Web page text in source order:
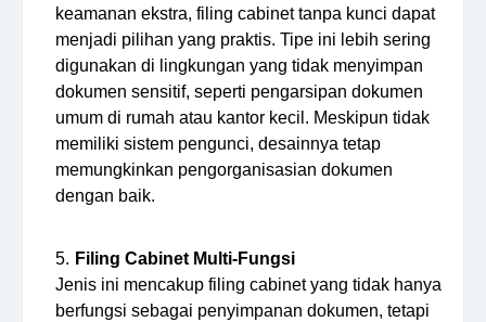
keamanan ekstra, filing cabinet tanpa kunci dapat
menjadi pilihan yang praktis. Tipe ini lebih sering
digunakan di lingkungan yang tidak menyimpan
dokumen sensitif, seperti pengarsipan dokumen
umum di rumah atau kantor kecil. Meskipun tidak
memiliki sistem pengunci, desainnya tetap
memungkinkan pengorganisasian dokumen
dengan baik.
Filing Cabinet Multi-Fungsi
Jenis ini mencakup filing cabinet yang tidak hanya
berfungsi sebagai penyimpanan dokumen, tetapi